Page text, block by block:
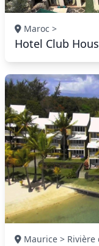
Maroc >
Hotel Club
Maurice >